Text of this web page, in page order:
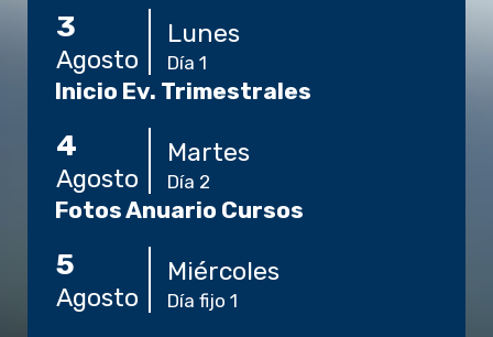
3
Agosto
Lunes
Día 1
Inicio Ev. Trimestrales
4
Agosto
Martes
Día 2
Fotos Anuario Cursos
5
Agosto
Miércoles
Día fijo 1